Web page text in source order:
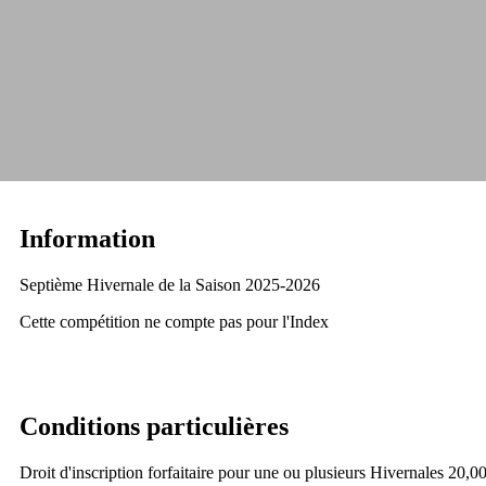
Information
Septième Hivernale de la Saison 2025-2026
Cette compétition ne compte pas pour l'Index
Conditions particulières
Droit d'inscription forfaitaire pour une ou plusieurs Hivernales